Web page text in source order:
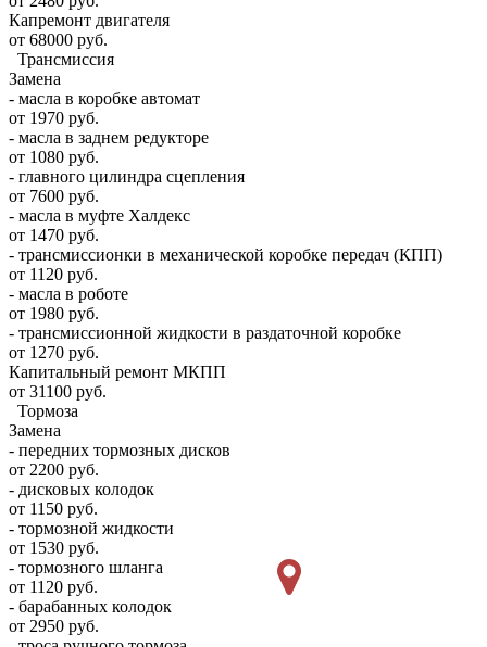
Капремонт двигателя
от 68000 руб.
Трансмиссия
Замена
- масла в коробке автомат
от 1970 руб.
- масла в заднем редукторе
от 1080 руб.
- главного цилиндра сцепления
от 7600 руб.
- масла в муфте Халдекс
от 1470 руб.
- трансмиссионки в механической коробке передач (КПП)
от 1120 руб.
- масла в роботе
от 1980 руб.
- трансмиссионной жидкости в раздаточной коробке
от 1270 руб.
Капитальный ремонт МКПП
от 31100 руб.
Тормоза
Замена
- передних тормозных дисков
от 2200 руб.
- дисковых колодок
от 1150 руб.
- тормозной жидкости
от 1530 руб.
- тормозного шланга
от 1120 руб.
- барабанных колодок
от 2950 руб.